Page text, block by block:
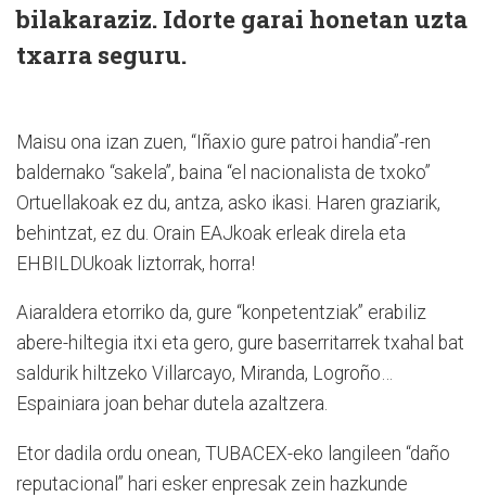
bilakaraziz. Idorte garai honetan uzta
txarra seguru.
Maisu ona izan zuen, “Iñaxio gure patroi handia”-ren
baldernako “sakela”, baina “el nacionalista de txoko”
Ortuellakoak ez du, antza, asko ikasi. Haren graziarik,
behintzat, ez du. Orain EAJkoak erleak direla eta
EHBILDUkoak liztorrak, horra!
Aiaraldera etorriko da, gure “konpetentziak” erabiliz
abere-hiltegia itxi eta gero, gure baserritarrek txahal bat
saldurik hiltzeko Villarcayo, Miranda, Logroño…
Espainiara joan behar dutela azaltzera.
Etor dadila ordu onean, TUBACEX-eko langileen “daño
reputacional” hari esker enpresak zein hazkunde